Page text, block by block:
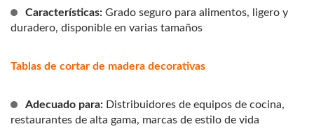
Características: Grado seguro para alimentos, ligero y
duradero, disponible en varias tamaños
Tablas de cortar de madera decorativas
Adecuado para: Distribuidores de equipos de cocina,
restaurantes de alta gama, marcas de estilo de vida